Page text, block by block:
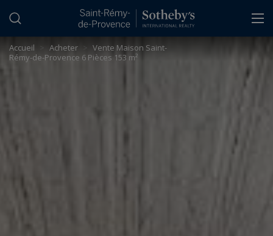
Accueil > Acheter > Vente Maison Saint-
Rémy-de-Provence 6 Pièces 153 m²